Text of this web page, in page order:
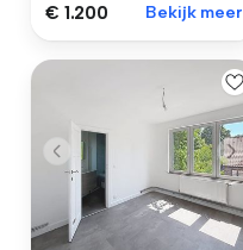
€ 1.200 Bekijk meer